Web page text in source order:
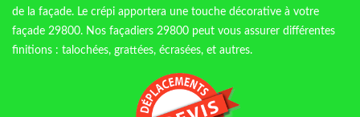
de la façade. Le crépi apportera une touche décorative à votre
façade 29800. Nos façadiers 29800 peut vous assurer différentes
finitions : talochées, grattées, écrasées, et autres.